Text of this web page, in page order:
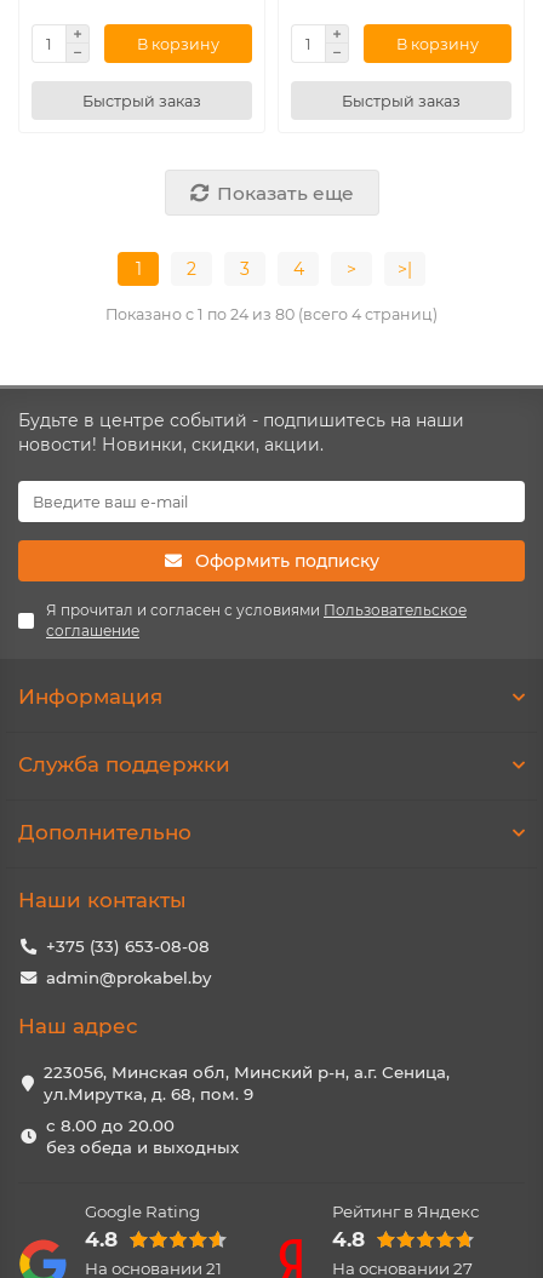
В корзину
Быстрый заказ
В корзину
Быстрый заказ
Показать еще
1 2 3 4 > >|
Показано с 1 по 24 из 80 (всего 4 страниц)
Будьте в центре событий - подпишитесь на наши
новости! Новинки, скидки, акции.
Оформить подписку
Я прочитал и согласен с условиями Пользовательское
соглашение
Информация
Служба поддержки
Дополнительно
Наши контакты
+375 (33) 653-08-08
admin@prokabel.by
Наш адрес
223056, Минская обл, Минский р-н, а.г. Сеница,
ул.Мирутка, д. 68, пом. 9
с 8.00 до 20.00
без обеда и выходных
Google Rating
4.8
На основании 21
Рейтинг в Яндекс
4.8
На основании 27